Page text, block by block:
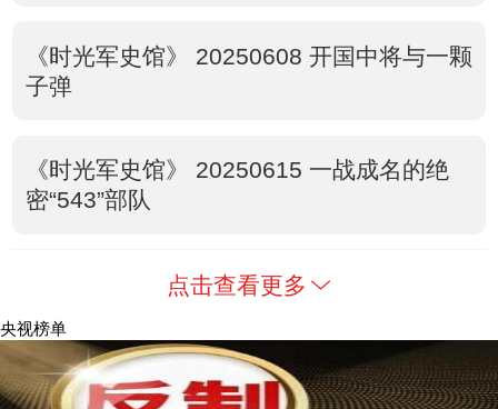
《时光军史馆》 20250608 开国中将与一颗
子弹
《时光军史馆》 20250615 一战成名的绝
密“543”部队
点击查看更多
央视榜单